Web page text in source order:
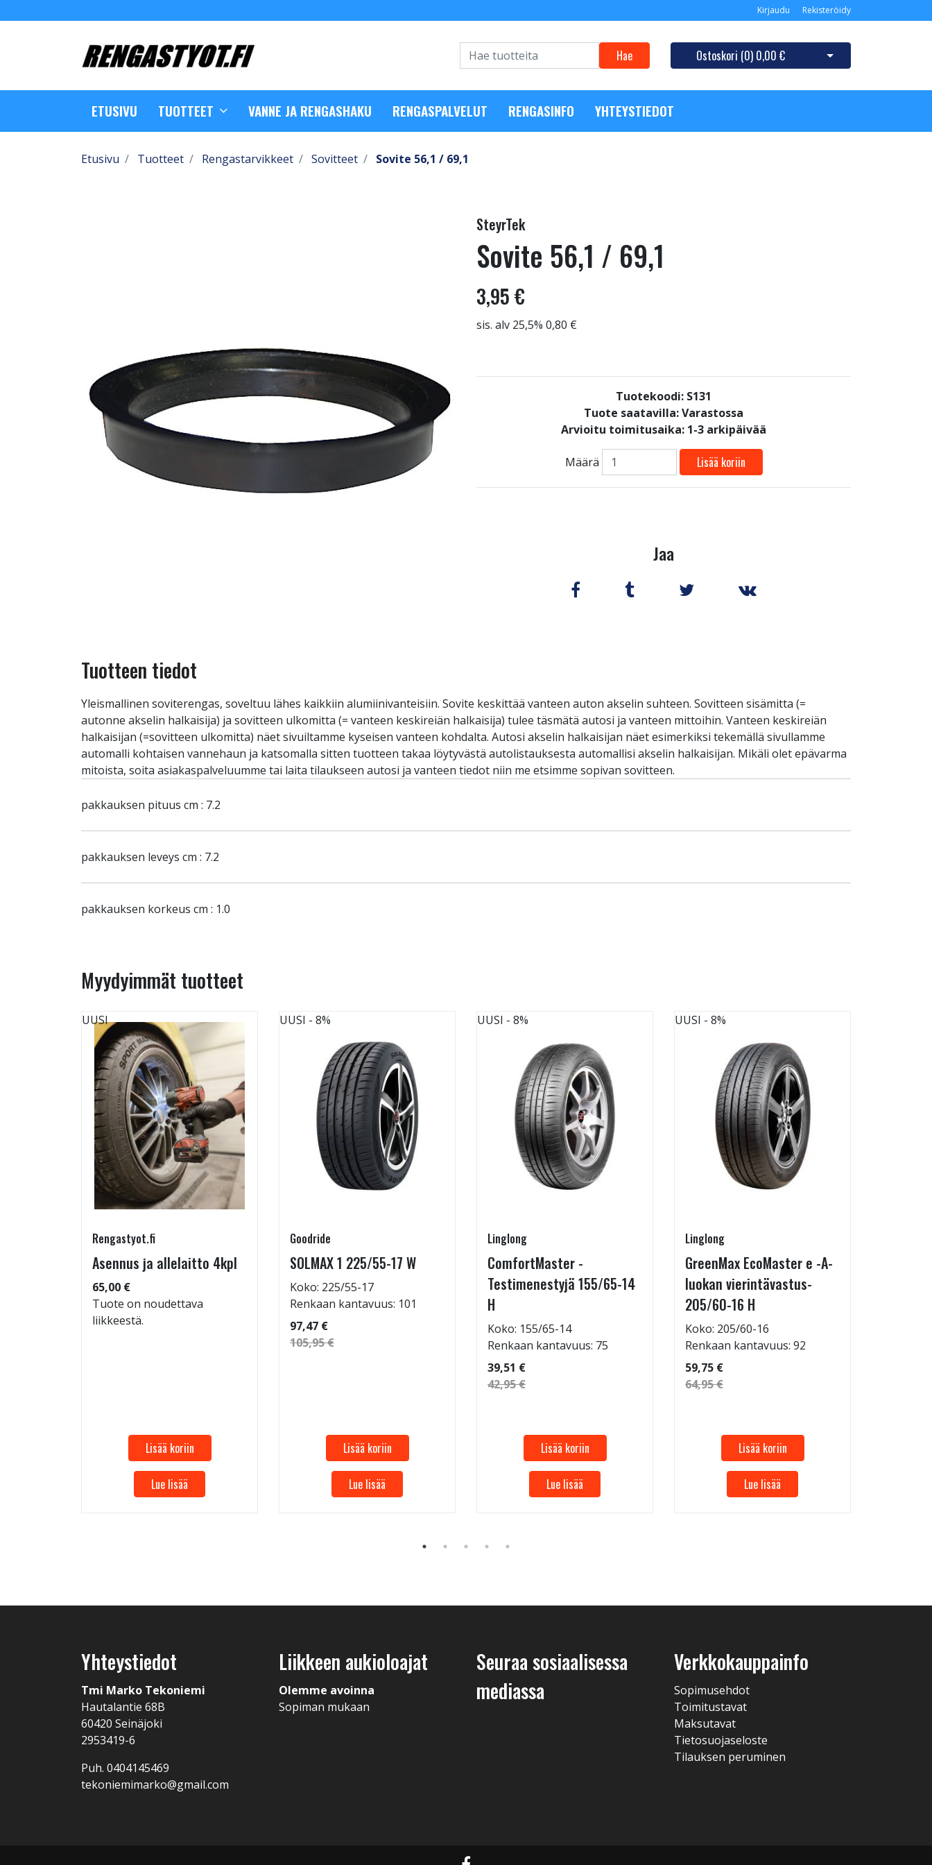
Kirjaudu Rekisteröidy
Hae Ostoskori (0) 0,00 € Avaa ostoskori
ETUSIVU TUOTTEET VANNE JA RENGASHAKU RENGASPALVELUT RENGASINFO YHTEYSTIEDOT
Etusivu Tuotteet Rengastarvikkeet Sovitteet Sovite 56,1 / 69,1
SteyrTek
Sovite 56,1 / 69,1
3,95 €
sis. alv 25,5% 0,80 €
Tuotekoodi: S131
Tuote saatavilla:Varastossa
Arvioitu toimitusaika: 1-3 arkipäivää
Määrä Lisää koriin
Jaa
Tuotteen tiedot
Yleismallinen soviterengas, soveltuu lähes kaikkiin alumiinivanteisiin. Sovite keskittää vanteen auton akselin suhteen. Sovitteen sisämitta (=
autonne akselin halkaisija) ja sovitteen ulkomitta (= vanteen keskireiän halkaisija) tulee täsmätä autosi ja vanteen mittoihin. Vanteen keskireiän
halkaisijan (=sovitteen ulkomitta) näet sivuiltamme kyseisen vanteen kohdalta. Autosi akselin halkaisijan näet esimerkiksi tekemällä sivullamme
automalli kohtaisen vannehaun ja katsomalla sitten tuotteen takaa löytyvästä autolistauksesta automallisi akselin halkaisijan. Mikäli olet epävarma
mitoista, soita asiakaspalveluumme tai laita tilaukseen autosi ja vanteen tiedot niin me etsimme sopivan sovitteen.
pakkauksen pituus cm : 7.2
pakkauksen leveys cm : 7.2
pakkauksen korkeus cm : 1.0
Myydyimmät tuotteet
UUSI
Rengastyot.fi
Asennus ja allelaitto 4kpl
65,00 €
Tuote on noudettava
liikkeestä.
Lisää koriin
Lue lisää
UUSI - 8%
Goodride
SOLMAX 1 225/55-17 W
Koko: 225/55-17
Renkaan kantavuus: 101
97,47 €
105,95 €
Lisää koriin
Lue lisää
UUSI - 8%
Linglong
ComfortMaster -
Testimenestyjä 155/65-14
H
Koko: 155/65-14
Renkaan kantavuus: 75
39,51 €
42,95 €
Lisää koriin
Lue lisää
UUSI - 8%
Linglong
GreenMax EcoMaster e -A-
luokan vierintävastus-
205/60-16 H
Koko: 205/60-16
Renkaan kantavuus: 92
59,75 €
64,95 €
Lisää koriin
Lue lisää
Yhteystiedot
Tmi Marko Tekoniemi
Hautalantie 68B
60420 Seinäjoki
2953419-6
Puh. 0404145469
tekoniemimarko@gmail.com
Liikkeen aukioloajat
Olemme avoinna
Sopiman mukaan
Seuraa sosiaalisessa
mediassa
Verkkokauppainfo
Sopimusehdot
Toimitustavat
Maksutavat
Tietosuojaseloste
Tilauksen peruminen